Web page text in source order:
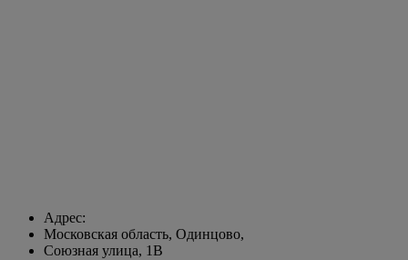
Адрес:
Московская область, Одинцово,
Союзная улица, 1В